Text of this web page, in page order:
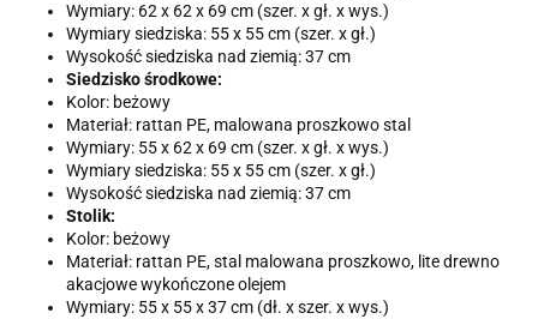
Wymiary: 62 x 62 x 69 cm (szer. x gł. x wys.)
Wymiary siedziska: 55 x 55 cm (szer. x gł.)
Wysokość siedziska nad ziemią: 37 cm
Siedzisko środkowe:
Kolor: beżowy
Materiał: rattan PE, malowana proszkowo stal
Wymiary: 55 x 62 x 69 cm (szer. x gł. x wys.)
Wymiary siedziska: 55 x 55 cm (szer. x gł.)
Wysokość siedziska nad ziemią: 37 cm
Stolik:
Kolor: beżowy
Materiał: rattan PE, stal malowana proszkowo, lite drewno
akacjowe wykończone olejem
Wymiary: 55 x 55 x 37 cm (dł. x szer. x wys.)